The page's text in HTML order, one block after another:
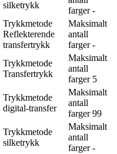
silketrykk
farger -
Trykkmetode
Reflekterende
transfertrykk
Maksimalt
antall
farger -
Trykkmetode
Transfertrykk
Maksimalt
antall
farger 5
Trykkmetode
digital-transfer
Maksimalt
antall
farger 99
Trykkmetode
silketrykk
Maksimalt
antall
farger -